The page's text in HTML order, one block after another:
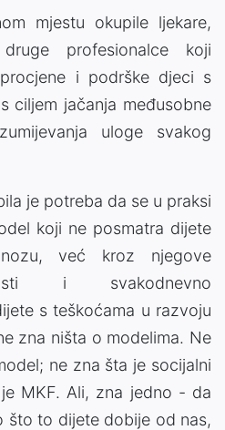
mjestu okupile ljekare,
profesionalce koji
i podrške djeci s
ciljem jačanja međusobne
uloge svakog
je potreba da se u praksi
koji ne posmatra dijete
već kroz njegove
i svakodnevno
s teškoćama u razvoju
zna ništa o modelima. Ne
ne zna šta je socijalni
MKF. Ali, zna jedno - da
što to dijete dobije od nas,